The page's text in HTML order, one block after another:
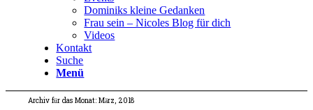
Dominiks kleine Gedanken
Frau sein – Nicoles Blog für dich
Videos
Kontakt
Suche
Menü
Archiv für das Monat: März, 2018